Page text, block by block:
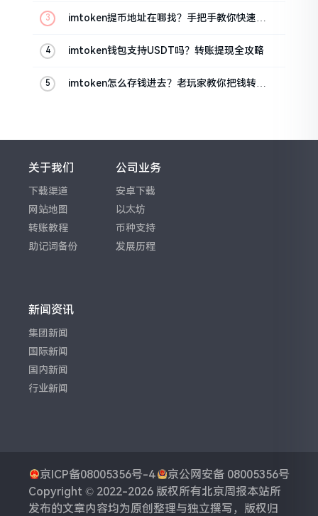
imtoken提币地址在哪找？手把手教你快速查
imtoken钱包支持USDT吗？转账提现全攻略
imtoken怎么存钱进去？老玩家教你把钱转进
关于我们
下载渠道
网站地图
转账教程
助记词备份
公司业务
安卓下载
以太坊
币种支持
发展历程
新闻资讯
集团新闻
国际新闻
国内新闻
行业新闻
京ICP备08005356号-4
京公网安备 08005356号
Copyright © 2022-2026 版权所有北京周报本站所
发布的文章内容均为原创整理与独立撰写，版权归